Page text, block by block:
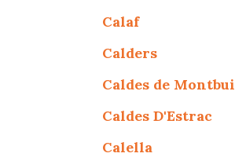
Calaf
Calders
Caldes de Montbui
Caldes D'Estrac
Calella